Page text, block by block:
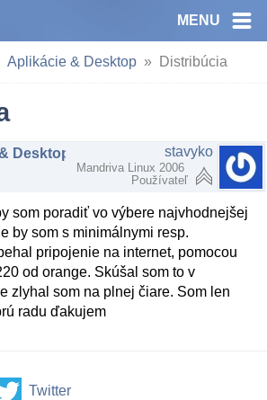
MENU
Aplikácie & Desktop Distribúcia
Desktop stavyko
Mandriva Linux 2006
Používateľ
som poradiť vo výbere najvhodnejšej
by som s minimálnymi resp.
pripojenie na internet, pomocou
od orange. Skúšal som to v
zlyhal som na plnej čiare. Som len
radu ďakujem
Twitter